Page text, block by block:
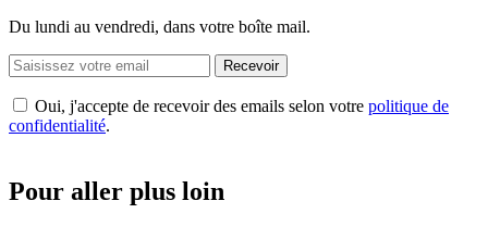
Du lundi au vendredi, dans votre boîte mail.
Recevoir
Oui, j'accepte de recevoir des emails selon votre politique de
confidentialité.
Pour aller plus loin